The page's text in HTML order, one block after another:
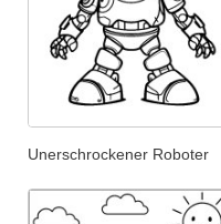
Unerschrockener Roboter